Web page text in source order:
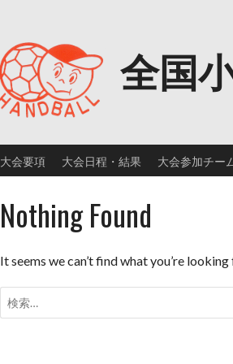
全国
大会要項 大会日程・結果 大会参加チー
Nothing Found
It seems we can’t find what you’re